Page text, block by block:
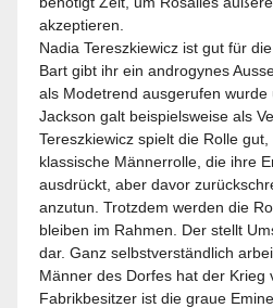
akzeptieren.
Nadia Tereszkiewicz ist gut für
Bart gibt ihr ein androgynes
als Modetrend ausgerufen wurde
Jackson galt beispielsweise als
Tereszkiewicz spielt die Rolle
klassische Männerrolle, die ihre
ausdrückt, aber davor
anzutun. Trotzdem werden die
bleiben im Rahmen. Der stellt
dar. Ganz selbstverständlich
Männer des Dorfes hat der Krieg
Fabrikbesitzer ist die graue